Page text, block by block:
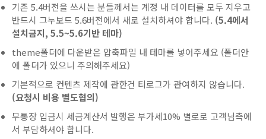
기존 5.4버전을 쓰시는 분들께서는 계정 내 데이터를 모두 지우고
반드시 그누보드 5.6버전에서 새로 설치하셔야 합니다. (5.4에서
설치금지, 5.5~5.6기반 테마)
theme폴더에 다운받은 압축파일 내 테마를 넣어주세요 (폴더안
에 폴더가 있으니 주의해주세요)
기본적으로 컨텐츠 제작에 관한건 티로그가 관여하지 않습니다.
(요청시 비용 별도협의)
무통장 입금시 세금계산서 발행은 부가세10% 별로로 고객님측에
서 부담하셔야 합니다.